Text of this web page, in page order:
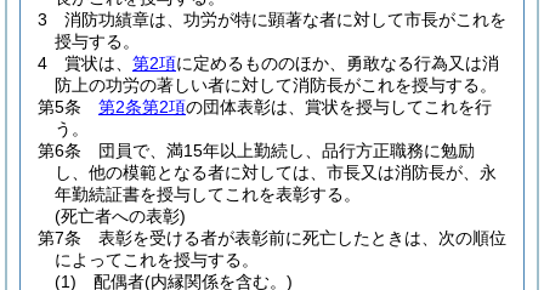
3
消防功績章は、功労が特に顕著な者に対して市長がこれを
授与する。
4
賞状は、 第2項に定めるもののほか、勇敢なる行為又は消
防上の功労の著しい者に対して消防長がこれを授与する。
第5条
第2条第2項の団体表彰は、賞状を授与してこれを行
う。
第6条
団員で、満15年以上勤続し、品行方正職務に勉励
し、他の模範となる者に対しては、市長又は消防長が、永
年勤続証書を授与してこれを表彰する。
(死亡者への表彰)
第7条
表彰を受ける者が表彰前に死亡したときは、次の順位
によってこれを授与する。
(1)
配偶者(内縁関係を含む。)